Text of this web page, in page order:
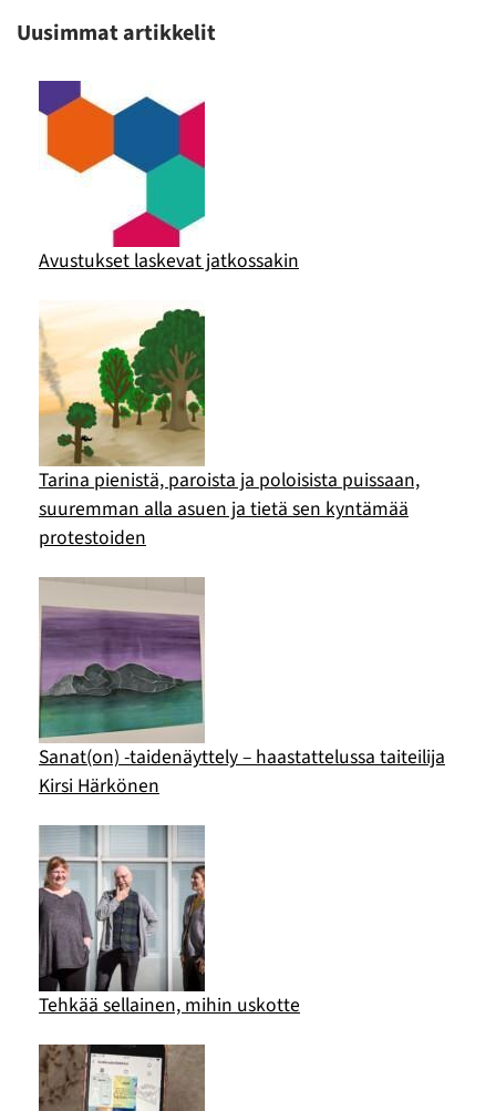
Uusimmat artikkelit
Avustukset laskevat jatkossakin
Tarina pienistä, paroista ja poloisista puissaan,
suuremman alla asuen ja tietä sen kyntämää
protestoiden
Sanat(on) -taidenäyttely – haastattelussa taiteilija
Kirsi Härkönen
Tehkää sellainen, mihin uskotte